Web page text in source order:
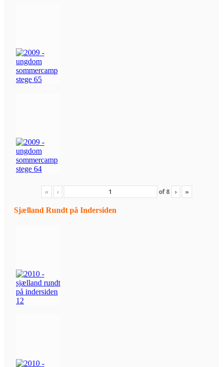
« ‹ of8 › »
Sjælland Rundt på Indersiden